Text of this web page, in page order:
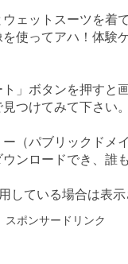
ェットスーツを着
使ってアハ！体験
」ボタンを押すと
つけてみて下さい。
（パブリックドメ
ンロードでき、誰
している場合は表示
スポンサードリンク